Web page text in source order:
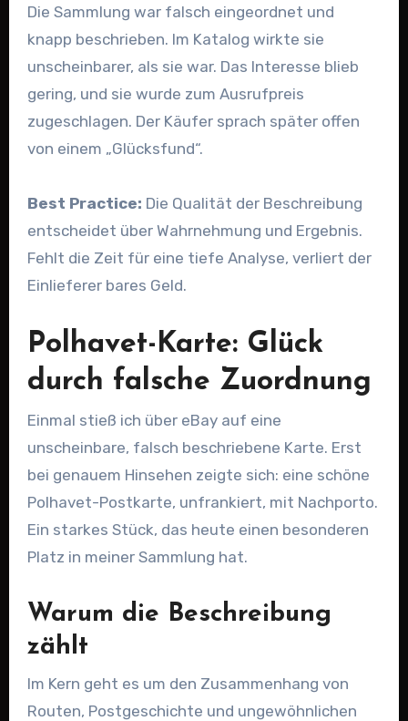
Die Sammlung war falsch eingeordnet und
knapp beschrieben. Im Katalog wirkte sie
unscheinbarer, als sie war. Das Interesse blieb
gering, und sie wurde zum Ausrufpreis
zugeschlagen. Der Käufer sprach später offen
von einem „Glücksfund“.
Best Practice: Die Qualität der Beschreibung
entscheidet über Wahrnehmung und Ergebnis.
Fehlt die Zeit für eine tiefe Analyse, verliert der
Einlieferer bares Geld.
Polhavet-Karte: Glück
durch falsche Zuordnung
Einmal stieß ich über eBay auf eine
unscheinbare, falsch beschriebene Karte. Erst
bei genauem Hinsehen zeigte sich: eine schöne
Polhavet-Postkarte, unfrankiert, mit Nachporto.
Ein starkes Stück, das heute einen besonderen
Platz in meiner Sammlung hat.
Warum die Beschreibung
zählt
Im Kern geht es um den Zusammenhang von
Routen, Postgeschichte und ungewöhnlichen